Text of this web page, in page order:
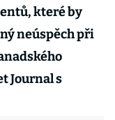
které by
neúspěch při
Journal s